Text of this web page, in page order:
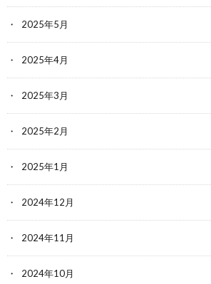
2025年5月
2025年4月
2025年3月
2025年2月
2025年1月
2024年12月
2024年11月
2024年10月